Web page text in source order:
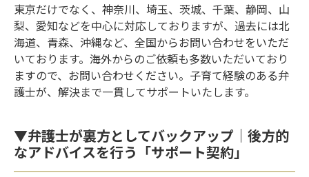
東京だけでなく、神奈川、埼玉、茨城、千葉、静岡、山
梨、愛知などを中心に対応しておりますが、過去には北
海道、青森、沖縄など、全国からお問い合わせをいただ
いております。海外からのご依頼も多数いただいており
ますので、お問い合わせください。子育て経験のある弁
護士が、解決まで一貫してサポートいたします。
▼弁護士が裏方としてバックアップ｜後方的
なアドバイスを行う「サポート契約」